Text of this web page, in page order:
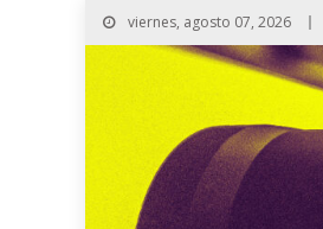
viernes, agosto 07, 2026